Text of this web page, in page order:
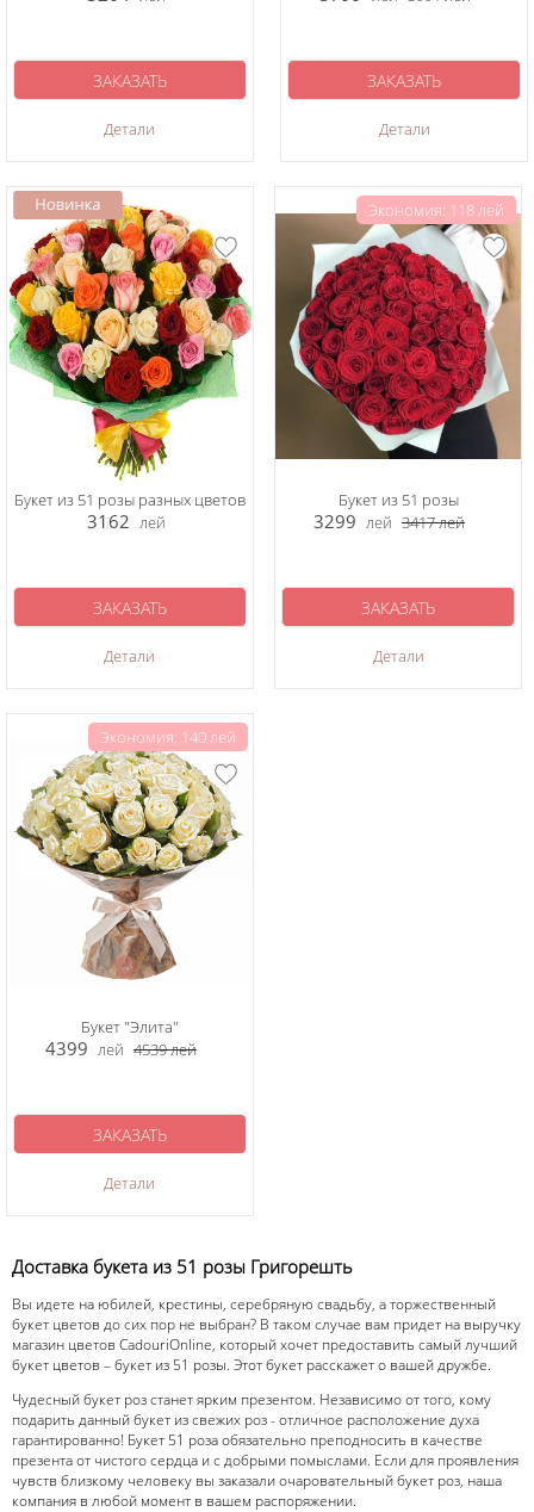
Детали
ЗАКАЗАТЬ
Детали
ЗАКАЗАТЬ
Букет из 51 розы разных цветов
3162 лей
Детали
ЗАКАЗАТЬ
Экономия: 118 лей
Букет из 51 розы
3299 лей 3417лей
Детали
ЗАКАЗАТЬ
Экономия: 140 лей
Букет "Элита"
4399 лей 4539лей
Детали
ЗАКАЗАТЬ
Доставка букета из 51 розы Григорешть
Вы идете на юбилей, крестины, серебряную свадьбу, а торжественный
букет цветов до сих пор не выбран? В таком случае вам придет на выручку
магазин цветов CadouriOnline, который хочет предоставить самый лучший
букет цветов – букет из 51 розы. Этот букет расскажет о вашей дружбе.
Чудесный букет роз станет ярким презентом. Независимо от того, кому
подарить данный букет из свежих роз - отличное расположение духа
гарантированно! Букет 51 роза обязательно преподносить в качестве
презента от чистого сердца и с добрыми помыслами. Если для проявления
чувств близкому человеку вы заказали очаровательный букет роз, наша
компания в любой момент в вашем распоряжении.